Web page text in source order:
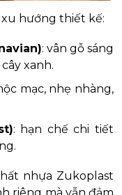
hướng thiết kế:
: vân gỗ sáng
xanh.
mạc, nhẹ nhàng,
: hạn chế chi tiết
nhựa Zukoplast